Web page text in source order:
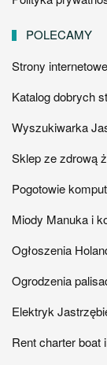
POLECAMY
Strony internetowe
Katalog dobrych
Wyszukiwarka
Sklep ze zdrową
Pogotowie
Miody Manuka i
Ogłoszenia
Ogrodzenia
Elektryk
Rent charter boat